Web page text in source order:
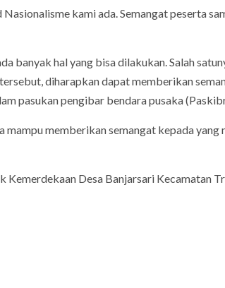
kami ada. Semangat peserta
banyak hal yang bisa dilakukan. Salah
diharapkan dapat memberikan
pasukan pengibar bendara pusaka
mampu memberikan semangat kepada yang
Kemerdekaan Desa Banjarsari Kecamatan